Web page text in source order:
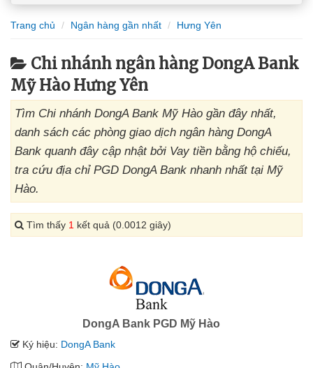
Trang chủ Ngân hàng gần nhất Hưng Yên
Chi nhánh ngân hàng DongA Bank
Mỹ Hào Hưng Yên
Tìm Chi nhánh DongA Bank Mỹ Hào gần đây nhất,
danh sách các phòng giao dịch ngân hàng DongA
Bank quanh đây cập nhật bởi Vay tiền bằng hộ chiếu,
tra cứu địa chỉ PGD DongA Bank nhanh nhất tại Mỹ
Hào.
Tìm thấy 1 kết quả (0.0012 giây)
DongA Bank PGD Mỹ Hào
Ký hiệu: DongA Bank